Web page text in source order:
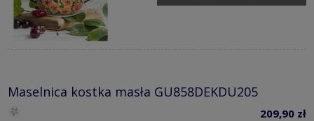
Maselnica kostka masła GU858DEKDU205
209,90 zł